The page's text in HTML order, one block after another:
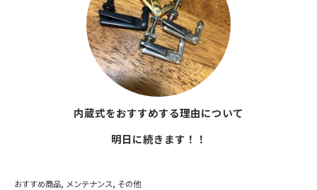
内蔵式をおすすめする理由について
明日に続きます！！
おすすめ商品 メンテナンス その他